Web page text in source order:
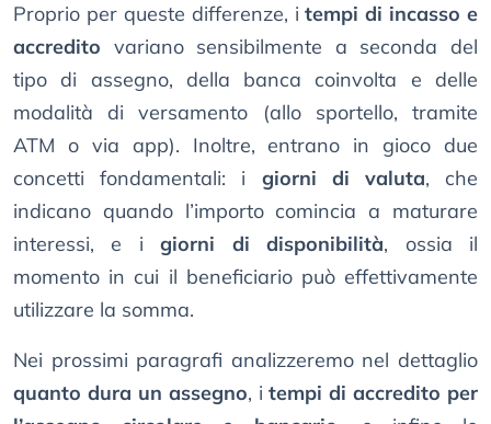
Proprio per queste differenze, itempi di incasso e
accredito variano sensibilmente a seconda del
tipo di assegno, della banca coinvolta e delle
modalità di versamento (allo sportello, tramite
ATM o via app). Inoltre, entrano in gioco due
concetti fondamentali: i giorni di valuta, che
indicano quando l’importo comincia a maturare
interessi, e igiorni di disponibilità, ossia il
momento in cui il beneficiario può effettivamente
utilizzare la somma.
Nei prossimi paragrafi analizzeremo nel dettaglio
quanto dura un assegno, itempi di accredito per